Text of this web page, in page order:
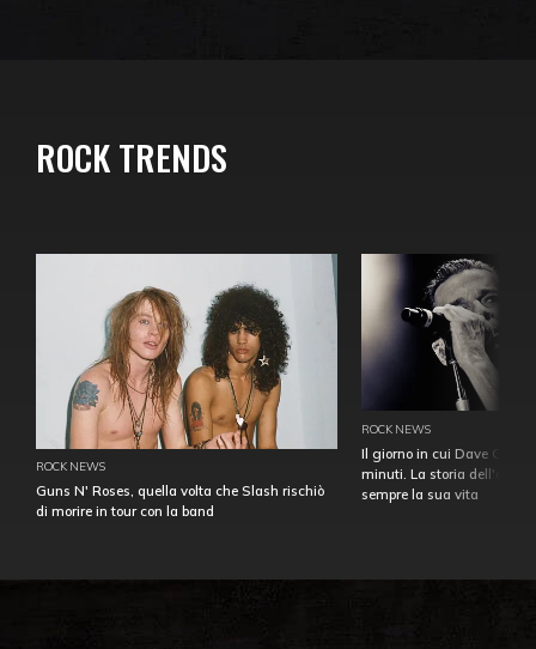
ROCK TRENDS
ROCK NEWS
Guns N' Roses, quella volta che Slash rischiò
di morire in tour con la band
ROCK NEWS
Il giorno in cui Dave
minuti. La storia
sempre la sua vita